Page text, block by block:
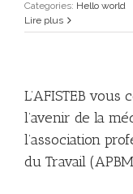
Categories: Hello world
Lire plus
L’AFISTEB
l’avenir de la
l’association
du Travail